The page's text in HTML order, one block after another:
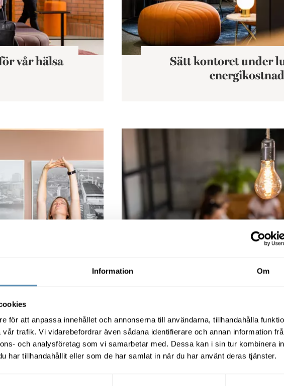
Information Om
för att anpassa innehållet och annonserna till användarna, tillhandahålla
trafik. Vi vidarebefordrar även sådana identifierare och annan information
och analysföretag som vi samarbetar med. Dessa kan i sin tur kombinera
har tillhandahållit eller som de har samlat in när du har använt deras tjänster.
vår hälsa
Sätt kontoret under
välmående
Bli en mästare på att sänka
energikostnaderna
Det gemensamma kontoret är en viktig